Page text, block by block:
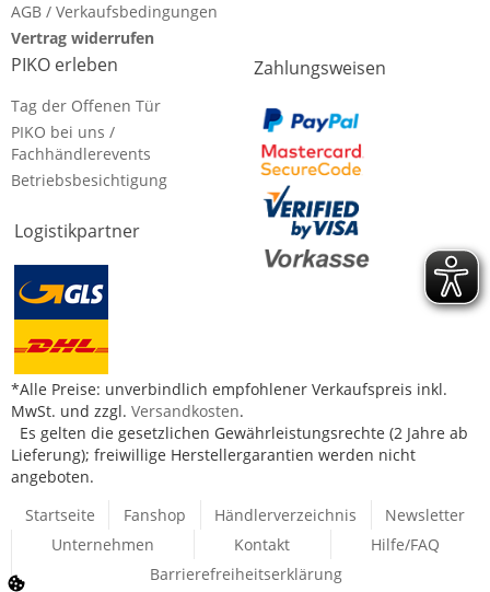
AGB / Verkaufsbedingungen
Vertrag widerrufen
PIKO erleben
Tag der Offenen Tür
PIKO bei uns /
Fachhändlerevents
Betriebsbesichtigung
Logistikpartner
Zahlungsweisen
*Alle Preise: unverbindlich empfohlener Verkaufspreis inkl.
MwSt. und zzgl. Versandkosten.
Es gelten die gesetzlichen Gewährleistungsrechte (2 Jahre ab
Lieferung); freiwillige Herstellergarantien werden nicht
angeboten.
Startseite
Fanshop Händlerverzeichnis
Newsletter
Unternehmen
Kontakt
Hilfe/FAQ
Barrierefreiheitserklärung